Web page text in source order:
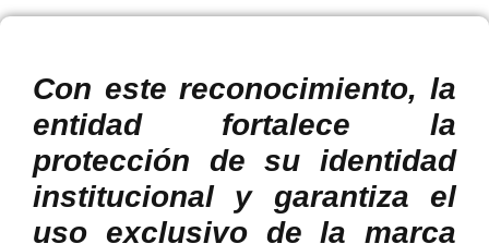
Con este reconocimiento, la
entidad fortalece la
protección de su identidad
institucional y garantiza el
uso exclusivo de la marca